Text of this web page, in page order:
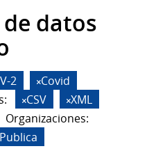
datos
2
Covid
CSV
XML
Organizaciones: